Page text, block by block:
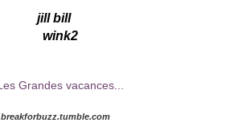
jill bill
breakforbuzz.tumble.com